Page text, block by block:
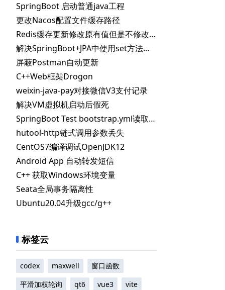
() ) ;
)
SpringBoot 启动普通java工程
更改Nacos配置文件缓存路径
Redis缓存更新修改原有值但是不修改失效时间
解决SpringBoot+JPA中使用set方法时自动更新数据库问题
屏蔽Postman自动更新
C++Web框架Drogon
weixin-java-pay对接微信V3支付记录
解决VM虚拟机启动后假死
SpringBoot Test bootstrap.yml读取不到指定配置
hutool-http链式调用参数丢失
CentOS7编译调试OpenJDK12
Android App 自动转发短信
C++ 获取Windows环境变量
Seata全局事务隔离性
Ubuntu20.04升级gcc/g++
标签云
codex maxwell
窗口函数
平滑加权轮询
qt6 vue3
vite